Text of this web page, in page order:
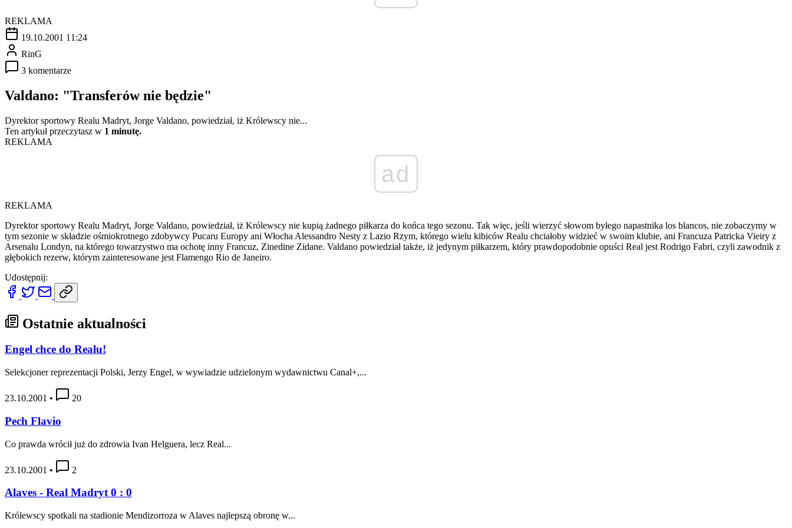
REKLAMA
19.10.2001 11:24
RinG
3 komentarze
Valdano: "Transferów nie będzie"
Dyrektor sportowy Realu Madryt, Jorge Valdano, powiedział, iż Królewscy nie...
Ten artykuł przeczytasz w 1 minutę.
REKLAMA
ad
REKLAMA
Dyrektor sportowy Realu Madryt, Jorge Valdano, powiedział, iż Królewscy nie kupią żadnego piłkarza do końca tego sezonu. Tak więc, jeśli wierzyć słowom byłego napastnika los blancos, nie zobaczymy w
tym sezonie w składzie ośmiokrotnego zdobywcy Pucaru Europy ani Włocha Alessandro Nesty z Lazio Rzym, którego wielu kibiców Realu chciałoby widzieć w swoim klubie, ani Francuza Patricka Vieiry z
Arsenalu Londyn, na którego towarzystwo ma ochotę inny Francuz, Zinedine Zidane. Valdano powiedział także, iż jedynym piłkarzem, który prawdopodobnie opuści Real jest Rodrigo Fabri, czyli zawodnik z
głębokich rezerw, którym zainteresowane jest Flamengo Rio de Janeiro.
Udostępnij:
Ostatnie aktualności
Engel chce do Realu!
Selekcjoner reprezentacji Polski, Jerzy Engel, w wywiadzie udzielonym wydawnictwu Canal+,...
23.10.2001 • 20
Pech Flavio
Co prawda wrócił już do zdrowia Ivan Helguera, lecz Real...
23.10.2001 • 2
Alaves - Real Madryt 0 : 0
Królewscy spotkali na stadionie Mendizorroza w Alaves najlepszą obronę w...